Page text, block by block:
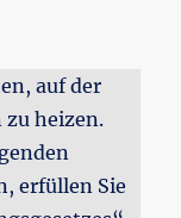
auf der
zu heizen.
erfüllen Sie